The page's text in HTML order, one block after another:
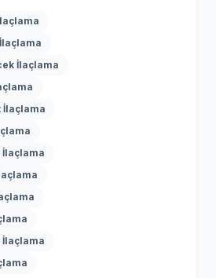
İlaçlama
İlaçlama
İlaçlama
İlaçlama